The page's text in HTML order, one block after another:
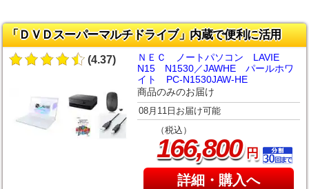
「ＤＶＤスーパーマルチドライブ」内蔵で便利に活用
(4.37)
ＮＥＣ ノートパソコン LAVIE
N15 N1530／JAWHE パールホワ
イト PC-N1530JAW-HE
商品のみのお届け
08月11日お届け可能
（税込）
166,800円
詳細・購入へ